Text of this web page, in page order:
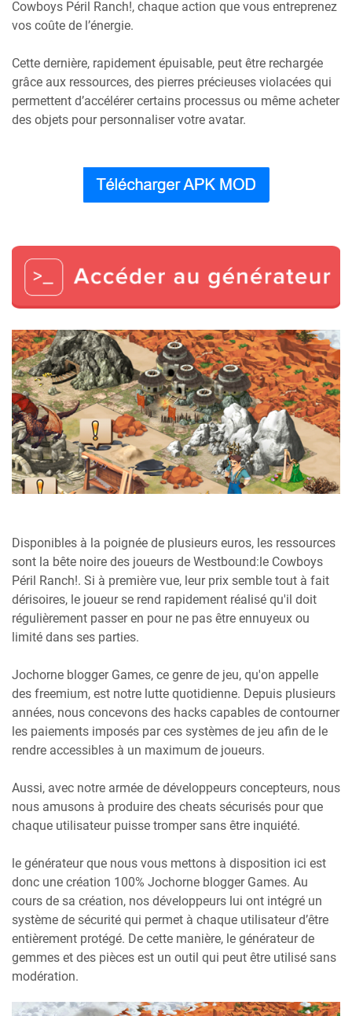
Cowboys Péril Ranch!, chaque action que vous entreprenez
vos coûte de l’énergie.
Cette dernière, rapidement épuisable, peut être rechargée
grâce aux ressources, des pierres précieuses violacées qui
permettent d’accélérer certains processus ou même acheter
des objets pour personnaliser votre avatar.
Disponibles à la poignée de plusieurs euros, les ressources
sont la bête noire des joueurs de Westbound:le Cowboys
Péril Ranch!. Si à première vue, leur prix semble tout à fait
dérisoires, le joueur se rend rapidement réalisé qu'il doit
régulièrement passer en pour ne pas être ennuyeux ou
limité dans ses parties.
Jochorne blogger Games, ce genre de jeu, qu'on appelle
des freemium, est notre lutte quotidienne. Depuis plusieurs
années, nous concevons des hacks capables de contourner
les paiements imposés par ces systèmes de jeu afin de le
rendre accessibles à un maximum de joueurs.
Aussi, avec notre armée de développeurs concepteurs, nous
nous amusons à produire des cheats sécurisés pour que
chaque utilisateur puisse tromper sans être inquiété.
le générateur que nous vous mettons à disposition ici est
donc une création 100% Jochorne blogger Games. Au
cours de sa création, nos développeurs lui ont intégré un
système de sécurité qui permet à chaque utilisateur d’être
entièrement protégé. De cette manière, le générateur de
gemmes et des pièces est un outil qui peut être utilisé sans
modération.